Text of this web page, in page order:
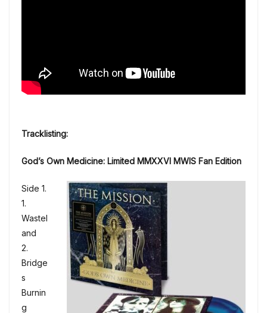
Tracklisting:
God’s Own Medicine: Limited MMXXVI MWIS Fan Edition
Side 1.
1.
Wastel
and
2.
Bridge
s
Burnin
g